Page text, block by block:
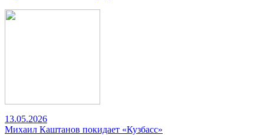
13.05.2026
Михаил Каштанов покидает «Кузбасс»